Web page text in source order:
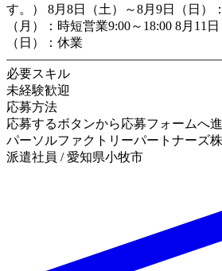
す。） 8月8日（土）～8月9日（日）
（月）：時短営業9:00～18:00 8月11
（日）：休業
必要スキル
未経験歓迎
応募方法
応募するボタンから応募フォームへ
パーソルファクトリーパートナーズ
派遣社員 / 愛知県小牧市